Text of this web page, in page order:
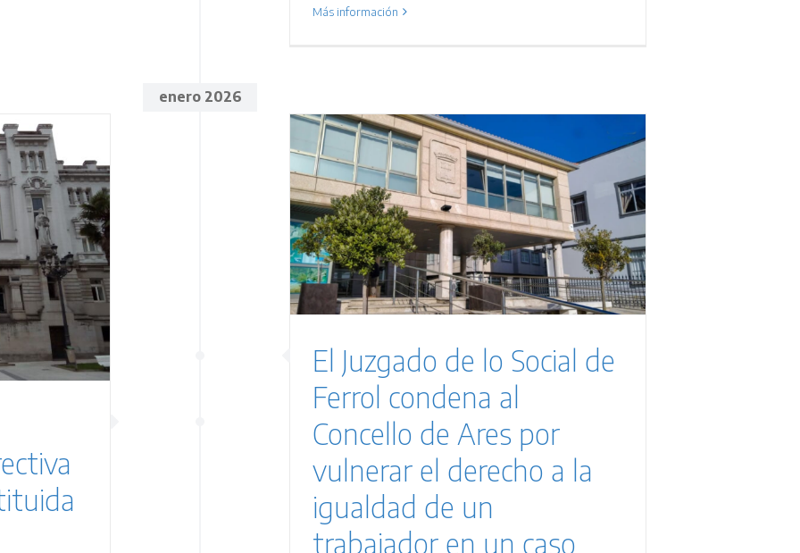
Más información
enero 2026
Juzgado de lo Social de
condena al Concello de
por vulnerar el derecho a
de un trabajador
caso ganado por Zeres
Abogados
Sentencias
El Juzgado de lo Social de
Ferrol condena al
Concello de Ares por
vulnerar el derecho a la
igualdad de un
trabajador en un caso